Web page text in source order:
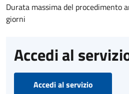
Durata massima del procedimento
giorni
Accedi al
Accedi al servizio